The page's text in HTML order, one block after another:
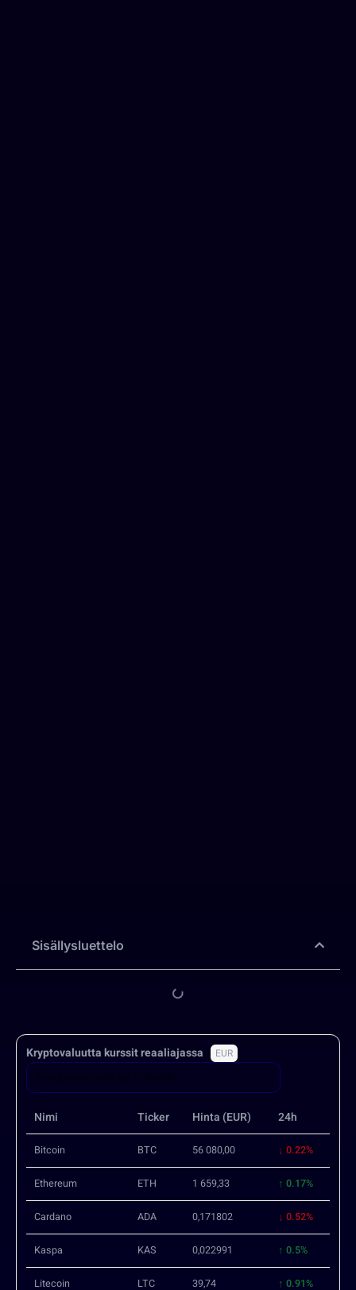
Sisällysluettelo
Kryptovaluutta kurssit reaaliajassa EUR
Nimi Ticker Hinta (EUR) 24h
Bitcoin BTC 56 080,00 ↓ 0.22%
Ethereum ETH 1 659,33 ↑ 0.17%
Cardano ADA 0,171802 ↓ 0.52%
Kaspa KAS 0,022991 ↑ 0.5%
Litecoin LTC 39,74 ↑ 0.91%